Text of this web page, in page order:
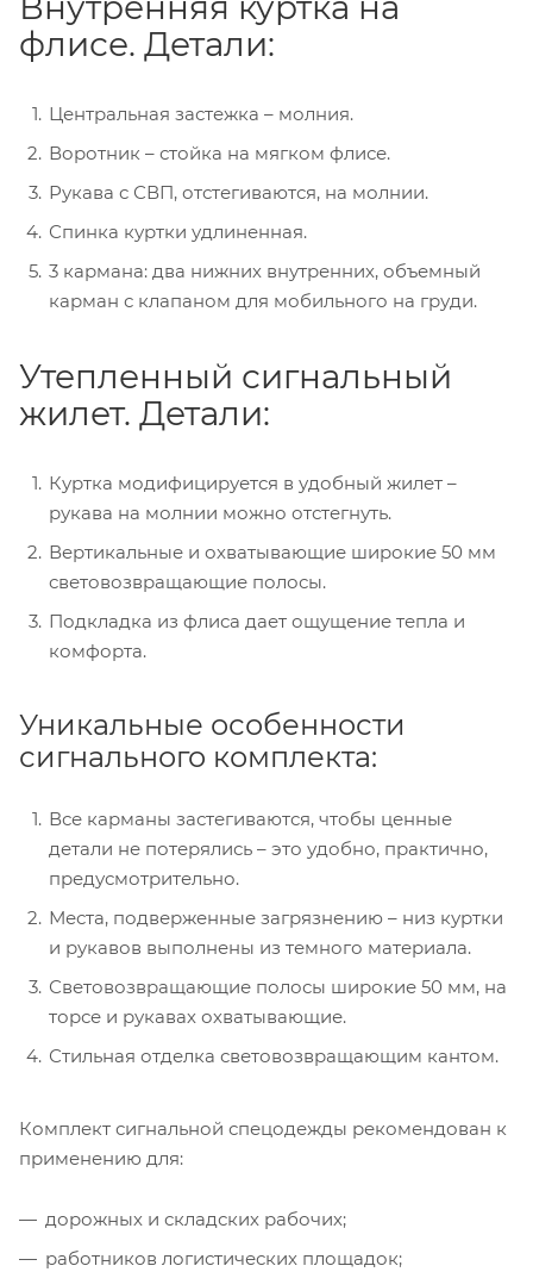
флисе. Детали:
Центральная застежка – молния.
Воротник – стойка на мягком флисе.
Рукава с СВП, отстегиваются, на молнии.
Спинка куртки удлиненная.
3 кармана: два нижних внутренних, объемный
карман с клапаном для мобильного на груди.
Утепленный сигнальный
жилет. Детали:
Куртка модифицируется в удобный жилет –
рукава на молнии можно отстегнуть.
Вертикальные и охватывающие широкие 50 мм
световозвращающие полосы.
Подкладка из флиса дает ощущение тепла и
комфорта.
Уникальные особенности
сигнального комплекта:
Все карманы застегиваются, чтобы ценные
детали не потерялись – это удобно, практично,
предусмотрительно.
Места, подверженные загрязнению – низ куртки
и рукавов выполнены из темного материала.
Световозвращающие полосы широкие 50 мм, на
торсе и рукавах охватывающие.
Стильная отделка световозвращающим кантом.
Комплект сигнальной спецодежды рекомендован к
применению для:
дорожных и складских рабочих;
работников логистических площадок;